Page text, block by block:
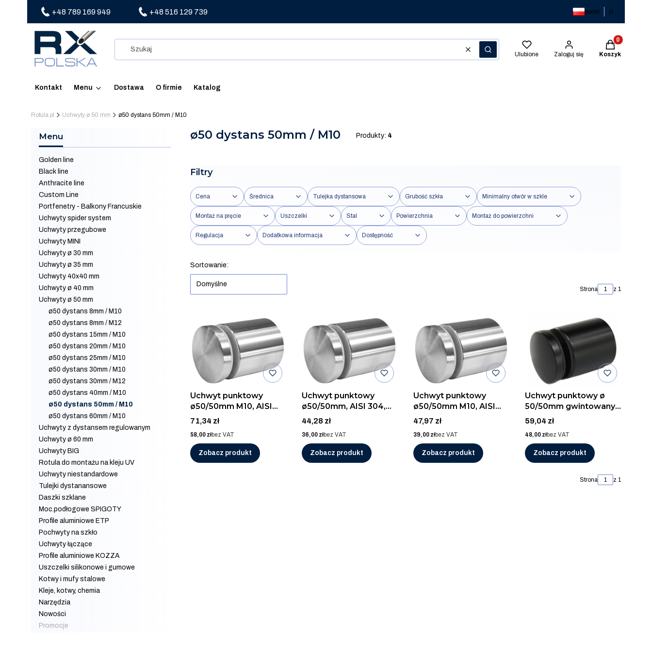
+48 789 169 949 +48 516 129 739 polski zł
WyczyśćSzukaj Ulubione Zaloguj się
Produkty w
Koszyk
Kontakt Menu Dostawa O firmie Katalog
Rotula.pl Uchwyty ø 50 mm ø50 dystans 50mm / M10
Menu
Golden line
Black line
Anthracite line
Custom Line
Portfenetry - Balkony Francuskie
Uchwyty spider system
Uchwyty przegubowe
Uchwyty MINI
Uchwyty ø 30 mm
Uchwyty ø 35 mm
Uchwyty 40x40 mm
Uchwyty ø 40 mm
Uchwyty ø 50 mm
ø50 dystans 8mm / M10
ø50 dystans 8mm / M12
ø50 dystans 15mm / M10
ø50 dystans 20mm / M10
ø50 dystans 25mm / M10
ø50 dystans 30mm / M10
ø50 dystans 30mm / M12
ø50 dystans 40mm / M10
ø50 dystans 50mm / M10
ø50 dystans 60mm / M10
Uchwyty z dystansem regulowanym
Uchwyty ø 60 mm
Uchwyty BIG
Rotula do montażu na kleju UV
Uchwyty niestandardowe
Tulejki dystanansowe
Daszki szklane
Moc.podłogowe SPIGOTY
Profile aluminiowe ETP
Pochwyty na szkło
Uchwyty łączące
Profile aluminiowe KOZZA
Uszczelki silikonowe i gumowe
Kotwy i mufy stalowe
Kleje, kotwy, chemia
Narzędzia
Nowości
Promocje
ø50 dystans 50mm / M10 Produkty: 4
Filtry
Cena Średnica Tulejka dystansowa Grubość szkła Minimalny otwór w szkle
Montaż na pręcie Uszczelki Stal Powierzchnia Montaż do powierzchni
Regulacja Dodatkowa informacja Dostępność
Lista produktów
Sortowanie:
Domyślne
Strona z 1
Uchwyt punktowy
ø50/50mm M10, AISI
316, SZLIF
Cena
71,34 zł
Cena
58,00 złbez VAT
Zobacz produkt
Uchwyt punktowy
ø50/50mm, AISI 304,
SZLIF
Cena
44,28 zł
Cena
36,00 złbez VAT
Zobacz produkt
Uchwyt punktowy
ø50/50mm M10, AISI
304, SZLIF
Cena
47,97 zł
Cena
39,00 złbez VAT
Zobacz produkt
Uchwyt punktowy ø
50/50mm gwintowany
M10, AISI 304, RAL
9005 mat
Cena
59,04 zł
Cena
48,00 złbez VAT
Zobacz produkt
Strona z 1